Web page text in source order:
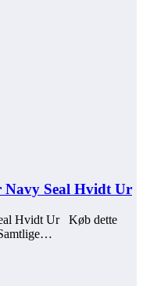
Seal Hvidt Ur
Hvidt Ur Køb dette